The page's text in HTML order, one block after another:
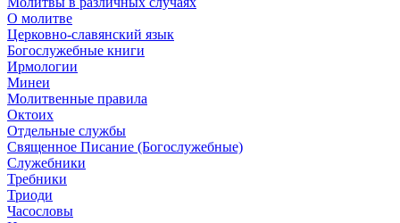
О молитве
Церковно-славянский язык
Богослужебные книги
Ирмологии
Минеи
Молитвенные правила
Октоих
Отдельные службы
Священное Писание (Богослужебные)
Служебники
Требники
Триоди
Часословы